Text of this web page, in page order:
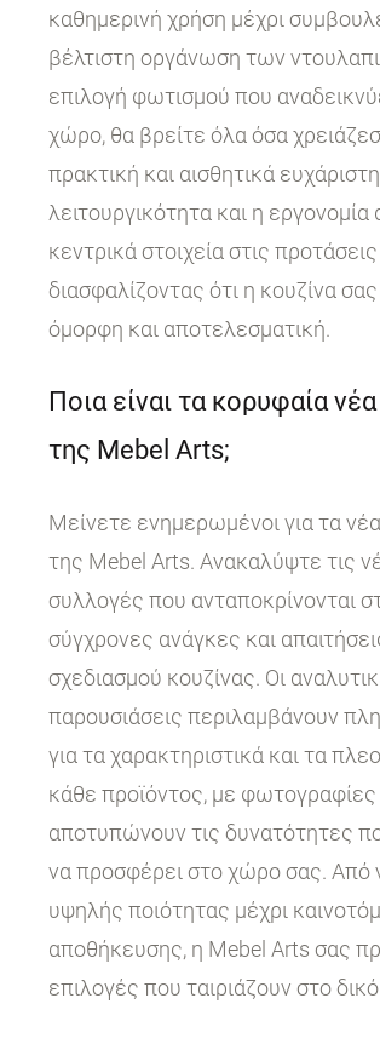
καθημερινή χρήση μέχρι
βέλτιστη οργάνωση των
επιλογή φωτισμού που
χώρο, θα βρείτε όλα όσα
πρακτική και αισθητικά
λειτουργικότητα και η
κεντρικά στοιχεία στις
διασφαλίζοντας ότι η κουζίνα σας
όμορφη και αποτελεσματική.
Ποια είναι τα κορυφαία
της Mebel Arts;
Μείνετε ενημερωμένοι για τα
της Mebel Arts. Ανακαλύψτε τις
συλλογές που ανταποκρίνονται
σύγχρονες ανάγκες και
σχεδιασμού κουζίνας. Οι
παρουσιάσεις περιλαμβάνουν
για τα χαρακτηριστικά και τα
κάθε προϊόντος, με
αποτυπώνουν τις δυνατότητες
να προσφέρει στο χώρο σας. Από
υψηλής ποιότητας μέχρι
αποθήκευσης, η Mebel Arts σας
επιλογές που ταιριάζουν στο